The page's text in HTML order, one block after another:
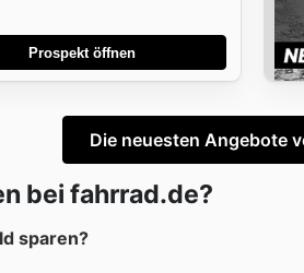
Prospekt öffnen
Die neuesten Angebote
bei fahrrad.de?
sparen?